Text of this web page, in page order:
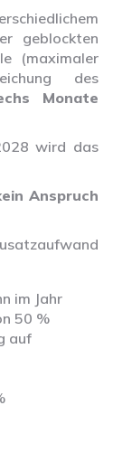
geblockten
(maximaler
des
Monate
wird das
Anspruch
im Jahr
50 %
auf